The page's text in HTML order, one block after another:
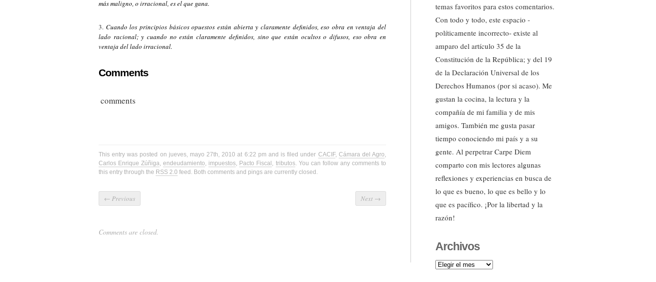
más maligno, o irracional, es el que gana.
3. Cuando los principios básicos opuestos están abierta y claramente definidos, eso obra en ventaja del
lado racional; y cuando no están claramente definidos, sino que están ocultos o difusos, eso obra en
ventaja del lado irracional.
Comments
comments
This entry was posted on jueves, mayo 27th, 2010 at 6:22 pm and is filed under CACIF, Cámara del Agro,
Carlos Enrique Zúñiga,endeudamiento, impuestos, Pacto Fiscal , tributos. You can follow any comments to
this entry through the RSS 2.0 feed. Both comments and pings are currently closed.
← Previous Next →
Comments are closed.
temas favoritos para estos comentarios.
Con todo y todo, este espacio -
políticamente incorrecto- existe al
amparo del artículo 35 de la
Constitución de la República; y del 19
de la Declaración Universal de los
Derechos Humanos (por si acaso). Me
gustan la cocina, la lectura y la
compañía de mi familia y de mis
amigos. También me gusta pasar
tiempo conociendo mi país y a su
gente. Al perpetrar Carpe Diem
comparto con mis lectores algunas
reflexiones y experiencias en busca de
lo que es bueno, lo que es bello y lo
que es pacífico. ¡Por la libertad y la
razón!
Archivos
Archivos